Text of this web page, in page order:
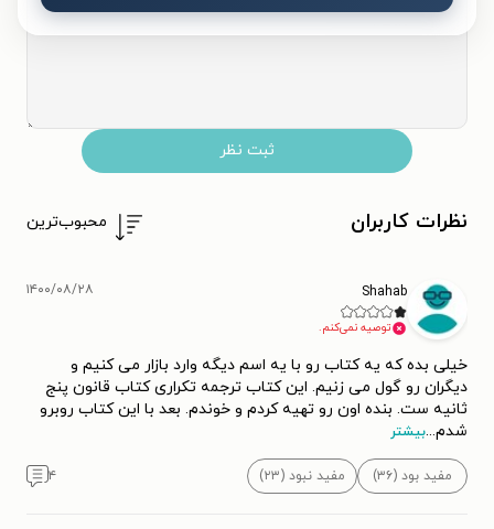
ثبت نظر
نظرات کاربران محبوب‌ترین
Shahab
توصیه نمی‌کنم.
۱۴۰۰/۰۸/۲۸
خیلی بده که یه کتاب رو با یه اسم دیگه وارد بازار می کنیم و
دیگران رو گول می زنیم. این کتاب ترجمه تکراری کتاب قانون پنج
ثانیه ست. بنده اون رو تهیه کردم و خوندم. بعد با این کتاب روبرو
شدم...بیشتر
مفید بود (۳۶) مفید نبود (۲۳) ۴